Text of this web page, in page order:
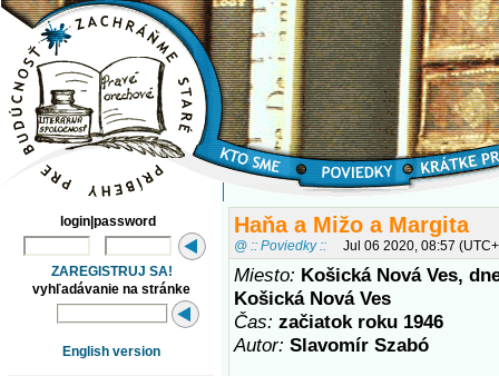
login|password
ZAREGISTRUJ SA!
vyhľadávanie na stránke
English version
Haňa a Mižo a Margita
@ :: Poviedky :: Jul 06 2020, 08:57
Miesto: Košická Nová Ves,
Košická Nová Ves
Čas: začiatok roku 1946
Autor: Slavomír Szabó